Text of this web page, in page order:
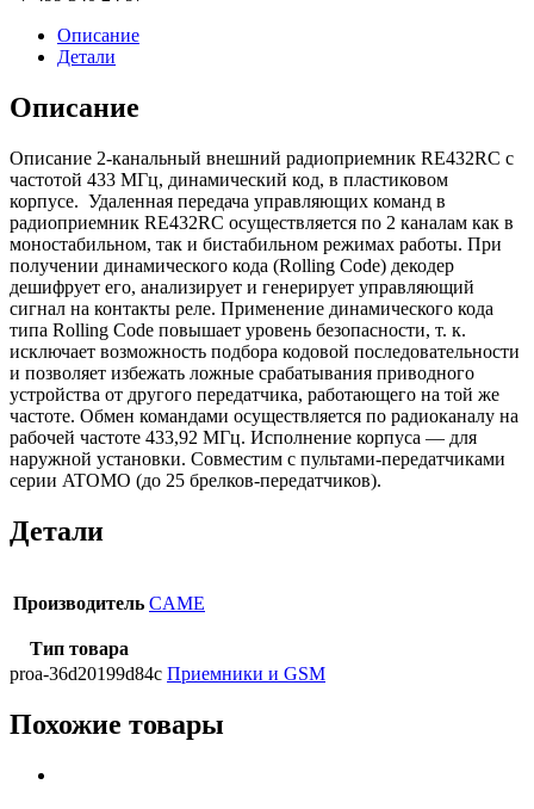
Описание
Детали
Описание
Описание 2-канальный внешний радиоприемник RE432RC с
частотой 433 МГц, динамический код, в пластиковом
корпусе. Удаленная передача управляющих команд в
радиоприемник RE432RC осуществляется по 2 каналам как в
моностабильном, так и бистабильном режимах работы. При
получении динамического кода (Rolling Code) декодер
дешифрует его, анализирует и генерирует управляющий
сигнал на контакты реле. Применение динамического кода
типа Rolling Code повышает уровень безопасности, т. к.
исключает возможность подбора кодовой последовательности
и позволяет избежать ложные срабатывания приводного
устройства от другого передатчика, работающего на той же
частоте. Обмен командами осуществляется по радиоканалу на
рабочей частоте 433,92 МГц. Исполнение корпуса — для
наружной установки. Совместим с пультами-передатчиками
серии ATOMO (до 25 брелков-передатчиков).
Детали
Производитель CAME
Тип товара
proa-36d20199d84c Приемники и GSM
Похожие товары